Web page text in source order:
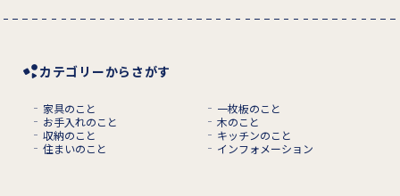
カテゴリーからさがす
家具のこと
一枚板のこと
お手入れのこと
木のこと
収納のこと
キッチンのこと
住まいのこと
インフォメーション